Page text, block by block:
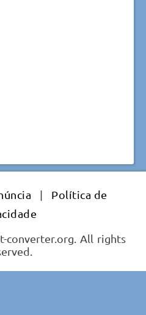
|
Política de
converter.org. All rights